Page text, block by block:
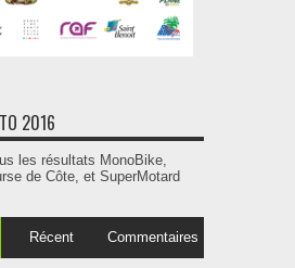
2016
les résultats MonoBike,
de Côte, et SuperMotard
Récent Commentaires